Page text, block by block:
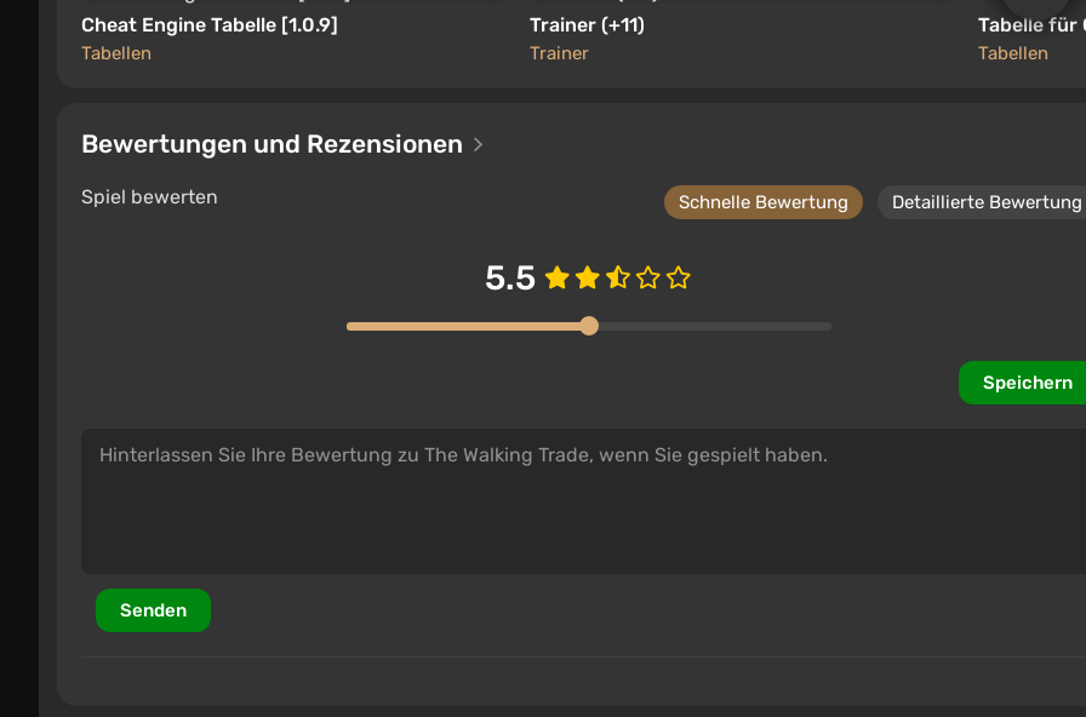
Cheat Engine Tabelle [1.0.9]
Tabellen
Trainer (+11)
Trainer
Tabelle für
Tabellen
Bewertungen und Rezensionen
Spiel bewerten Schnelle Bewertung Detaillierte Bewertung
5.5
Speichern
Senden